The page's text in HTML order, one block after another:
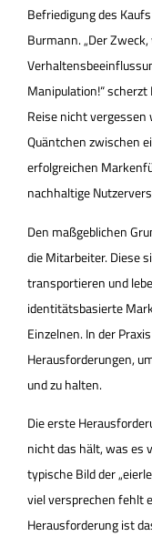
Befriedigung des
Burmann. „Der
Manipulation!“
Reise nicht
Quäntchen zwischen
erfolgreichen
nachhaltige
Den maßgeblichen
die Mitarbeiter. Diese
transportieren und
identitätsbasierte
Einzelnen. In der
Herausforderungen,
und zu halten.
Die erste
nicht das hält, was es
typische Bild der
viel versprechen fehlt
Herausforderung ist